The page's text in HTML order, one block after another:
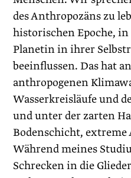
des Anthropozäns zu
historischen Epoche,
Planetin in ihrer
beeinflussen. Das hat
anthropogenen
Wasserkreisläufe und
und unter der zarten
Bodenschicht,
Während meines
Schrecken in die